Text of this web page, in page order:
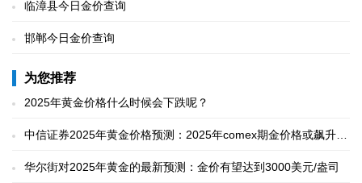
临漳县今日金价查询
邯郸今日金价查询
为您推荐
2025年黄金价格什么时候会下跌呢？
中信证券2025年黄金价格预测：2025年comex期金价格或飙升至
华尔街对2025年黄金的最新预测：金价有望达到3000美元/盎司